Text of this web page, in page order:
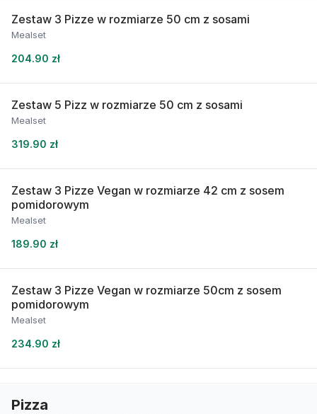
Zestaw 3 Pizze w rozmiarze 50 cm z sosami
Mealset
204.90 zł
Zestaw 5 Pizz w rozmiarze 50 cm z sosami
Mealset
319.90 zł
Zestaw 3 Pizze Vegan w rozmiarze 42 cm z sosem
pomidorowym
Mealset
189.90 zł
Zestaw 3 Pizze Vegan w rozmiarze 50cm z sosem
pomidorowym
Mealset
234.90 zł
Pizza